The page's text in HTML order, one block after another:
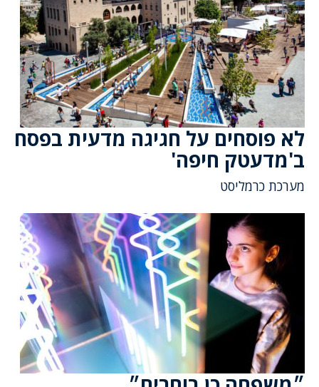
לא פוסחים על חגיגה מדעית בפסח
ב'מדעטק חיפה'
מערכת כרמליסט